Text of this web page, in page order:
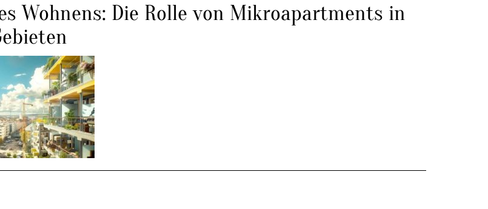
Wohnens: Die Rolle von Mikroapartments in